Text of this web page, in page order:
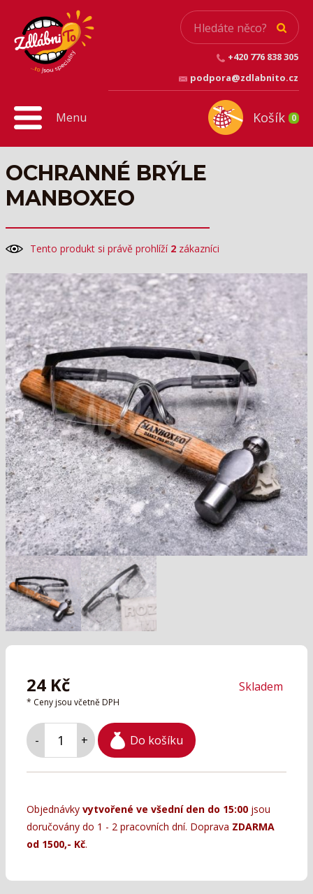
+420 776 838 305
podpora@zdlabnito.cz
Košík 0
Menu
OCHRANNÉ BRÝLE
MANBOXEO
Tento produkt si právě prohlíží 2 zákazníci
24 Kč
* Ceny jsou včetně DPH
Skladem
- + Do košíku
Objednávky vytvořené ve všední den do 15:00 jsou
doručovány do 1 - 2 pracovních dní. Doprava ZDARMA
od 1500,- Kč.